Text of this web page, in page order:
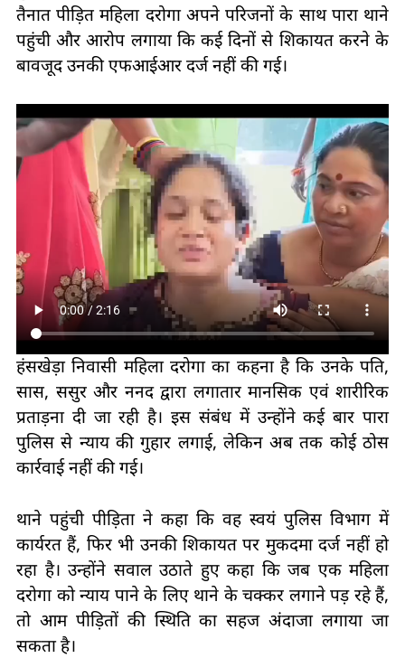
तैनात पीड़ित महिला दरोगा अपने परिजनों के साथ पारा थाने
पहुंची और आरोप लगाया कि कई दिनों से शिकायत करने के
बावजूद उनकी एफआईआर दर्ज नहीं की गई।
हंसखेड़ा निवासी महिला दरोगा का कहना है कि उनके पति,
सास, ससुर और ननद द्वारा लगातार मानसिक एवं शारीरिक
प्रताड़ना दी जा रही है। इस संबंध में उन्होंने कई बार पारा
पुलिस से न्याय की गुहार लगाई, लेकिन अब तक कोई ठोस
कार्रवाई नहीं की गई।
थाने पहुंची पीड़िता ने कहा कि वह स्वयं पुलिस विभाग में
कार्यरत हैं, फिर भी उनकी शिकायत पर मुकदमा दर्ज नहीं हो
रहा है। उन्होंने सवाल उठाते हुए कहा कि जब एक महिला
दरोगा को न्याय पाने के लिए थाने के चक्कर लगाने पड़ रहे हैं,
तो आम पीड़ितों की स्थिति का सहज अंदाजा लगाया जा
सकता है।